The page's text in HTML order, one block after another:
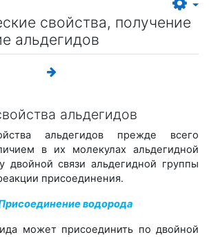
свойства, получение
альдегидов
альдегидов
альдегидов прежде всего
в их молекулах альдегидной
двойной связи альдегидной группы
присоединения.
водорода
может присоединить по двойной